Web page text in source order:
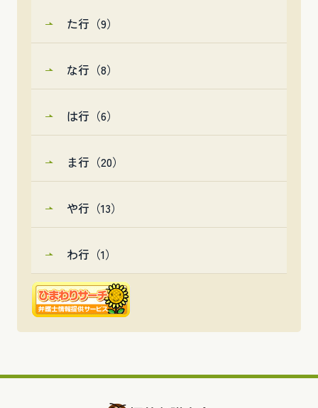
た行（9）
な行（8）
は行（6）
ま行（20）
や行（13）
わ行（1）